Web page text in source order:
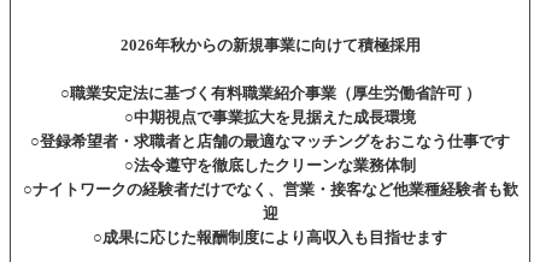
2026年秋からの新規事業に向けて積極採用
○職業安定法に基づく有料職業紹介事業（厚生労働省許可 ）
○中期視点で事業拡大を見据えた成長環境
○登録希望者・求職者と店舗の最適なマッチングをおこなう仕事です
○法令遵守を徹底したクリーンな業務体制
○ナイトワークの経験者だけでなく、営業・接客など他業種経験者も歓
迎
○成果に応じた報酬制度により高収入も目指せます